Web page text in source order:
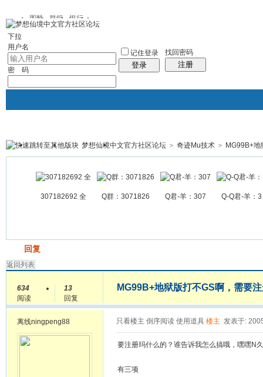
图酷 群组 银行
下拉
用户名
密 码
记住登录
登录
找回密码
注册
银行 群组聚合 我的空间
帖子
梦想仙境中文官方社区论坛 > 奇迹Mu技术 > MG99B+
307182692 全 Q群：3071826 Q君-羊：307 Q-Q君-羊：3
回复
返回列表
634
阅读
13
回复
MG99B+地狱版打不GS啊，需要
离线ningpeng88 只看楼主 倒序阅读 使用道具 楼主 发表于:
要注册玛什么的？谁告诉我怎么搞哦，嘿嘿N
有三项